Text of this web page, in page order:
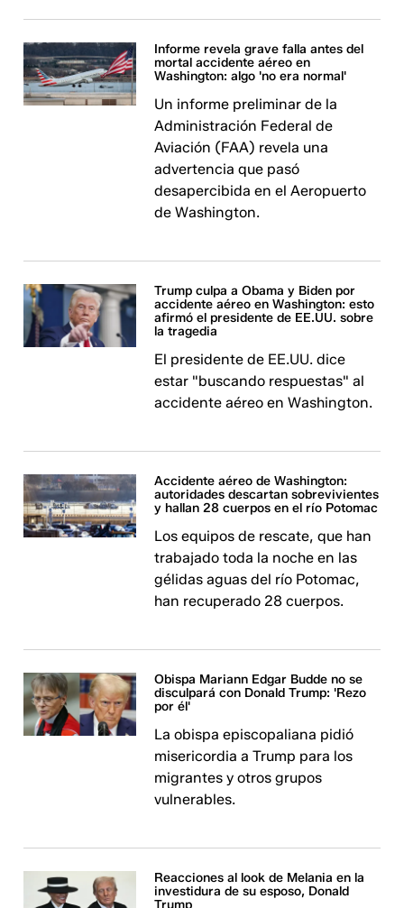
Informe revela grave falla antes del
mortal accidente aéreo en
Washington: algo 'no era normal'
Un informe preliminar de la
Administración Federal de
Aviación (FAA) revela una
advertencia que pasó
desapercibida en el Aeropuerto
de Washington.
Trump culpa a Obama y Biden por
accidente aéreo en Washington: esto
afirmó el presidente de EE.UU. sobre
la tragedia
El presidente de EE.UU. dice
estar "buscando respuestas" al
accidente aéreo en Washington.
Accidente aéreo de Washington:
autoridades descartan sobrevivientes
y hallan 28 cuerpos en el río Potomac
Los equipos de rescate, que han
trabajado toda la noche en las
gélidas aguas del río Potomac,
han recuperado 28 cuerpos.
Obispa Mariann Edgar Budde no se
disculpará con Donald Trump: 'Rezo
por él'
La obispa episcopaliana pidió
misericordia a Trump para los
migrantes y otros grupos
vulnerables.
Reacciones al look de Melania en la
investidura de su esposo, Donald
Trump